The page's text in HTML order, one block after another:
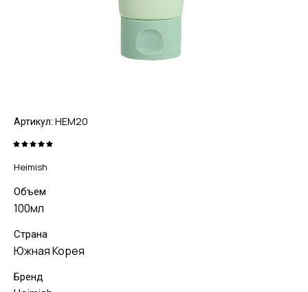
Артикул: HEM20
Heimish
Объем
100мл
Страна
Южная Корея
Бренд